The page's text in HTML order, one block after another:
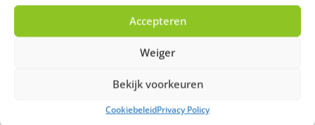
Accepteren
Weiger
Bekijk voorkeuren
CookiebeleidPrivacy Policy